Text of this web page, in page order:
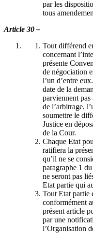
par les
tous
Article 30 –
Tout différend
concernant
présente
de négociation
l’un d’entre
date de la
parviennent pas
de l’arbitrage,
soumettre le
Justice en
de la Cour.
Chaque Etat
ratifiera la
qu’il ne se
paragraphe 1
ne seront pas
Etat partie qui
Tout Etat partie
conformément
présent article
par une
l’Organisation